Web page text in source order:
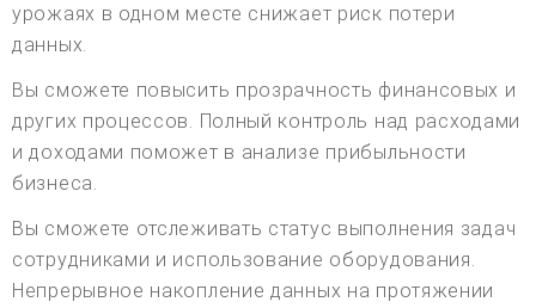
урожаях в одном месте снижает риск потери
данных.
Вы сможете повысить прозрачность финансовых и
других процессов. Полный контроль над расходами
и доходами поможет в анализе прибыльности
бизнеса.
Вы сможете отслеживать статус выполнения задач
сотрудниками и использование оборудования.
Непрерывное накопление данных на протяжении